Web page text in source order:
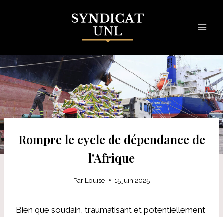
Rompre le cycle de dépendance de
l'Afrique
Par Louise 15 juin 2025
Bien que soudain, traumatisant et potentiellement